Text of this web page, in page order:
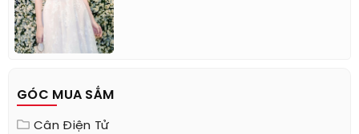
GÓC MUA SẮM
Cân Điện Tử